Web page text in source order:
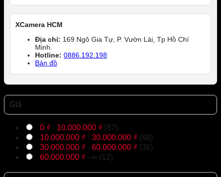
XCamera HCM
Địa chỉ: 169 Ngô Gia Tự, P. Vườn Lài, Tp Hồ Chí
Minh.
Hotline: 0886.192.198
Bản đồ
Giá
0 ₫ - 10.000.000 ₫ (87)
10.000.000 ₫ - 30.000.000 ₫ (68)
30.000.000 ₫ - 60.000.000 ₫ (36)
60.000.000 ₫ - ∞ (12)